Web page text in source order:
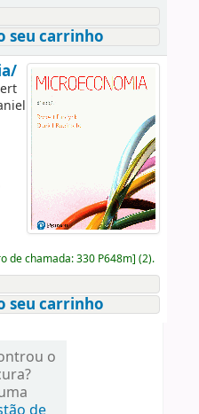
seu carrinho
de chamada:330 P648m] (2).
seu carrinho
o